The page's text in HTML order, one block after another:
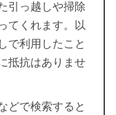
引っ越しや掃除
てくれます。以
で利用したこと
抵抗はありませ
どで検索すると